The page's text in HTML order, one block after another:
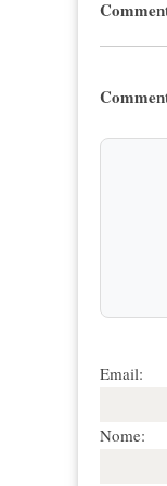
Email:
Nome: